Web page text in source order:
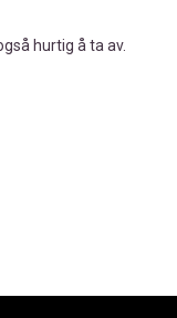
hurtig å ta av.